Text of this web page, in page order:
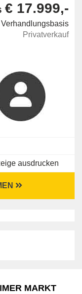
€ 17.999,-
Verhandlungsbasis
Privatverkauf
ausdrucken
MARKT